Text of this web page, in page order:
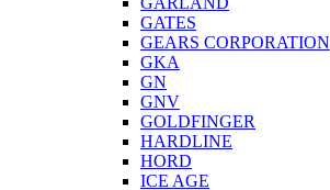
GATES
GEARS CORPORATION
GKA
GN
GNV
GOLDFINGER
HARDLINE
HORD
ICE AGE